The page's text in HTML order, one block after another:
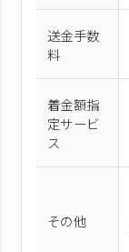
送金手数
料
着金額指
定サービ
ス
その他